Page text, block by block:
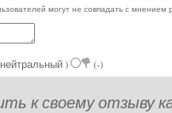
могут не совпадать с мнением
) (-)
к своему отзыву